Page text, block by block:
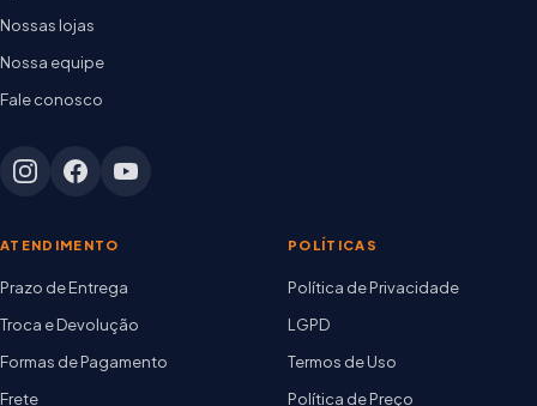
Nossas lojas
Nossa equipe
Fale conosco
ATENDIMENTO
Prazo de Entrega
Troca e Devolução
Formas de Pagamento
Frete
POLÍTICAS
Política de Privacidade
LGPD
Termos de Uso
Política de Preço